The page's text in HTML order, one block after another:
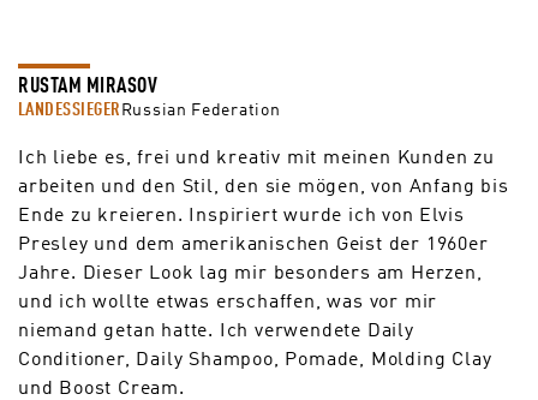
RUSTAM MIRASOV
LANDESSIEGERRussian Federation
Ich liebe es, frei und kreativ mit meinen Kunden zu
arbeiten und den Stil, den sie mögen, von Anfang bis
Ende zu kreieren. Inspiriert wurde ich von Elvis
Presley und dem amerikanischen Geist der 1960er
Jahre. Dieser Look lag mir besonders am Herzen,
und ich wollte etwas erschaffen, was vor mir
niemand getan hatte. Ich verwendete Daily
Conditioner, Daily Shampoo, Pomade, Molding Clay
und Boost Cream.